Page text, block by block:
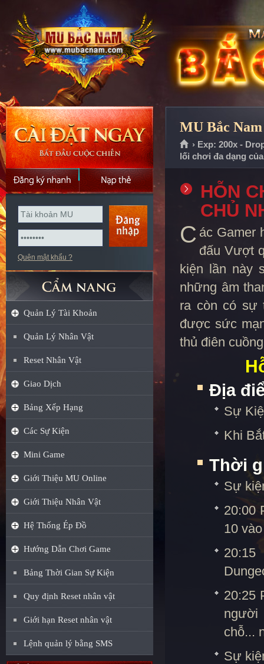
Quên mật khẩu ?
Quản Lý Tài Khoản
Quản Lý Nhân Vật
Reset Nhân Vật
Giao Dịch
Bảng Xếp Hạng
Các Sự Kiện
Mini Game
Giới Thiệu MU Online
Giới Thiệu Nhân Vật
Hệ Thống Ép Đồ
Hướng Dẫn Chơi Game
Bảng Thời Gian Sự Kiện
Quy định Reset nhân vật
Giới hạn Reset nhân vật
Lệnh quản lý bằng SMS
MU Bắc
› Exp: 200x -
lối chơi đa dạng
HỖN
CHỦ
C ác Gamer
đấu Vượt
kiện lần này
những âm
ra còn có sự
được sức
thủ điên
Địa
Sự
Khi
Thời
Sự
20:00
10
20:25
người
chỗ...
Sự